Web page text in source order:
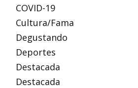
COVID-19
Cultura/Fama
Degustando
Deportes
Destacada
Destacada